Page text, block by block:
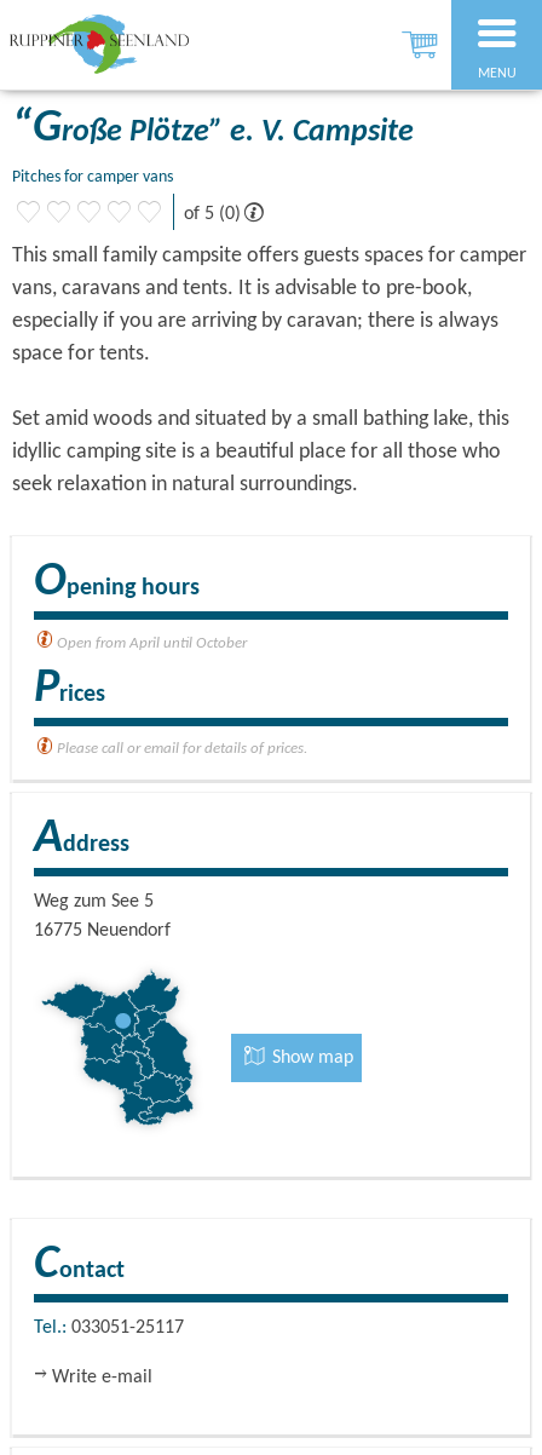
MENU
“Große Plötze” e. V. Campsite
Pitches for camper vans
of 5 (0)
This small family campsite offers guests spaces for camper
vans, caravans and tents. It is advisable to pre-book,
especially if you are arriving by caravan; there is always
space for tents.
Set amid woods and situated by a small bathing lake, this
idyllic camping site is a beautiful place for all those who
seek relaxation in natural surroundings.
Opening hours
Open from April until October
Prices
Please call or email for details of prices.
Address
Weg zum See 5
16775 Neuendorf
Show map
Contact
Tel.: 033051-25117
Write e-mail